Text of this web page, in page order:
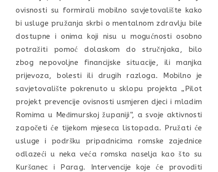
ovisnosti su formirali mobilno savjetovalište kako
bi usluge pružanja skrbi o mentalnom zdravlju bile
dostupne i onima koji nisu u mogućnosti osobno
potražiti pomoć dolaskom do stručnjaka, bilo
zbog nepovoljne financijske situacije, ili manjka
prijevoza, bolesti ili drugih razloga. Mobilno je
savjetovalište pokrenuto u sklopu projekta „Pilot
projekt prevencije ovisnosti usmjeren djeci i mladim
Romima u Međimurskoj županiji“, a svoje aktivnosti
započeti će tijekom mjeseca listopada. Pružati će
usluge i podršku pripadnicima romske zajednice
odlazeći u neka veća romska naselja kao što su
Kuršanec i Parag. Intervencije koje će provoditi